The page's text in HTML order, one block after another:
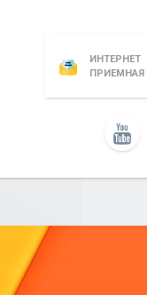
ИНТЕРНЕТ
ПРИЕМНАЯ